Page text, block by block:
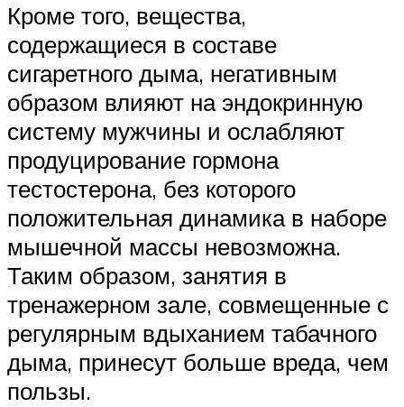
Кроме того, вещества,
содержащиеся в составе
сигаретного дыма, негативным
образом влияют на эндокринную
систему мужчины и ослабляют
продуцирование гормона
тестостерона, без которого
положительная динамика в наборе
мышечной массы невозможна.
Таким образом, занятия в
тренажерном зале, совмещенные с
регулярным вдыханием табачного
дыма, принесут больше вреда, чем
пользы.